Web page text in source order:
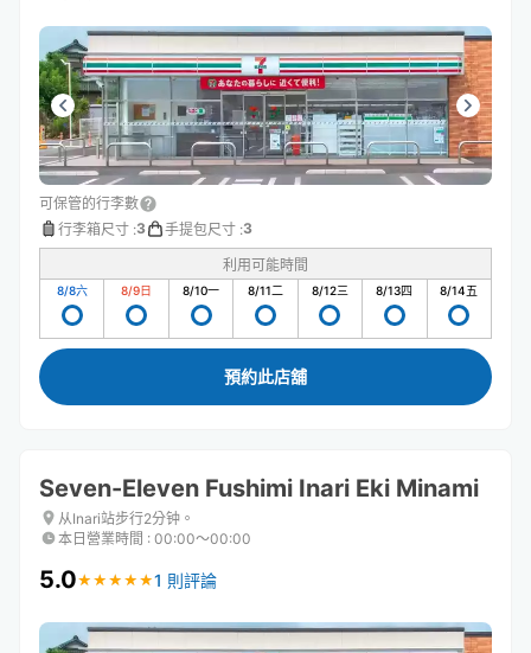
可保管的行李數
行李箱尺寸 :3 手提包尺寸 :3
利用可能時間
8/8六 8/9日 8/10一 8/11二 8/12三 8/13四 8/14五
預約此店舖
Seven-Eleven Fushimi Inari Eki Minami
从Inari站步行2分钟。
本日營業時間 : 00:00〜00:00
5.0★ ★ ★ ★ ★
★ ★ ★ ★ ★1 則評論